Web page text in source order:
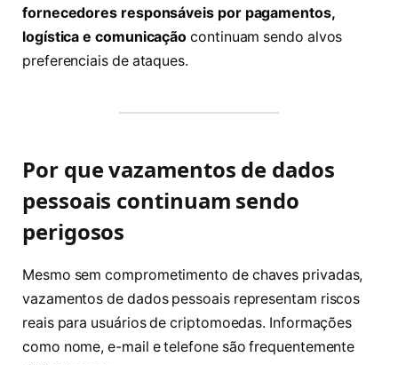
fornecedores responsáveis por pagamentos,
logística e comunicação continuam sendo alvos
preferenciais de ataques.
Por que vazamentos de dados
pessoais continuam sendo
perigosos
Mesmo sem comprometimento de chaves privadas,
vazamentos de dados pessoais representam riscos
reais para usuários de criptomoedas. Informações
como nome, e-mail e telefone são frequentemente